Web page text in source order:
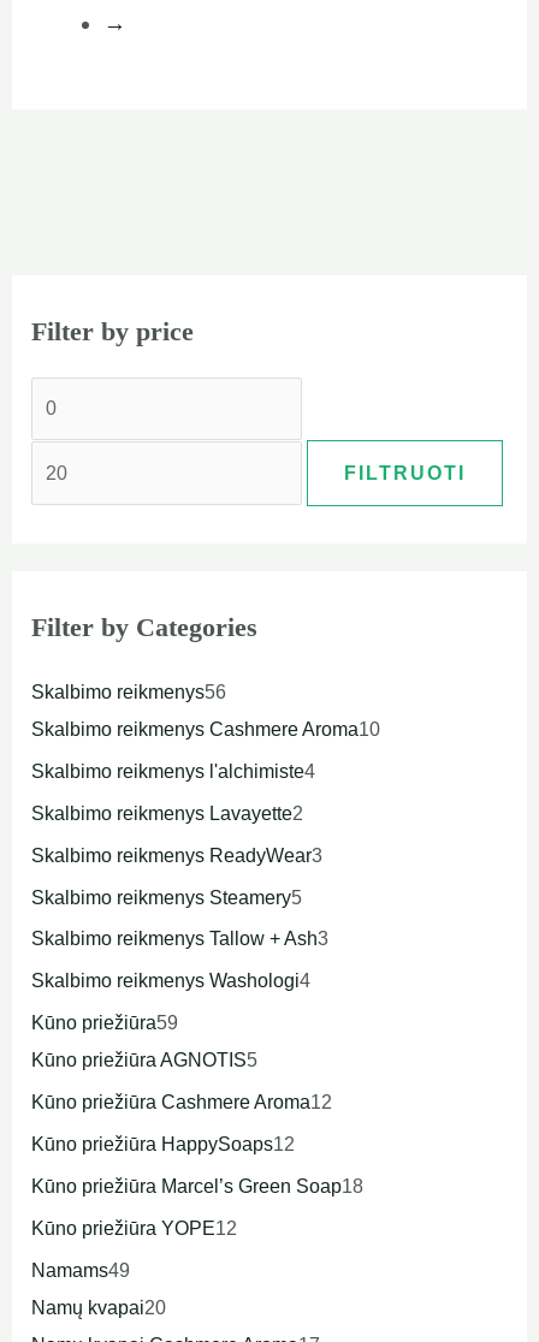
Filter by price
FILTRUOTI
Filter by Categories
Skalbimo reikmenys56
Skalbimo reikmenys Cashmere Aroma10
Skalbimo reikmenys l'alchimiste4
Skalbimo reikmenys Lavayette2
Skalbimo reikmenys ReadyWear3
Skalbimo reikmenys Steamery5
Skalbimo reikmenys Tallow + Ash3
Skalbimo reikmenys Washologi4
Kūno priežiūra59
Kūno priežiūra AGNOTIS5
Kūno priežiūra Cashmere Aroma12
Kūno priežiūra HappySoaps12
Kūno priežiūra Marcel’s Green Soap18
Kūno priežiūra YOPE12
Namams49
Namų kvapai20
→